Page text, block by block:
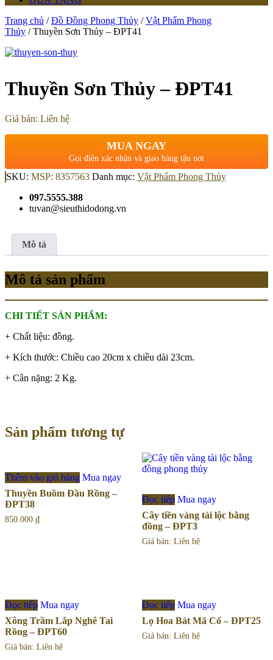
Trang chủ /Đồ Đồng Phong Thủy /Vật Phẩm Phong
Thủy / Thuyền Sơn Thủy – ĐPT41
Thuyền Sơn Thủy – ĐPT41
Giá bán: Liên hệ
MUA NGAY
Gọi điện xác nhận và giao hàng tận nơi
SKU: MSP: 8357563 Danh mục: Vật Phẩm Phong Thủy
097.5555.388
tuvan@sieuthidodong.vn
Mô tả
Mô tả sản phẩm
CHI TIẾT SẢN PHẨM:
+ Chất liệu: đồng.
+ Kích thước: Chiều cao 20cm x chiều dài 23cm.
+ Cân nặng: 2 Kg.
Sản phẩm tương tự
Thêm vào giỏ hàng Mua ngay
Thuyền Buồm Đầu Rồng –
ĐPT38
850.000 ₫
Đọc tiếp Mua ngay
Cây tiền vàng tài lộc bằng
đồng – ĐPT3
Giá bán: Liên hệ
Đọc tiếp Mua ngay
Xông Trầm Lắp Nghê Tai
Rồng – ĐPT60
Giá bán: Liên hệ
Đọc tiếp Mua ngay
Lọ Hoa Bát Mã Cổ – ĐPT25
Giá bán: Liên hệ